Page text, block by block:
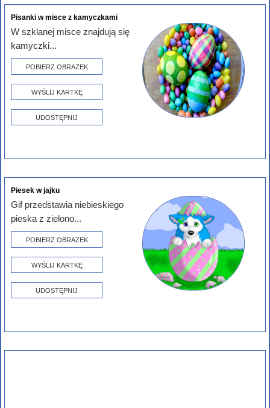
Pisanki w misce z kamyczkami
W szklanej misce znajdują się
kamyczki...
POBIERZ OBRAZEK
WYŚLIJ KARTKĘ
UDOSTĘPNIJ
Piesek w jajku
Gif przedstawia niebieskiego
pieska z zielono...
POBIERZ OBRAZEK
WYŚLIJ KARTKĘ
UDOSTĘPNIJ